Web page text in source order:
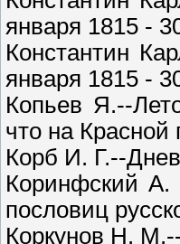
января 1815 -
Константин
января 1815 -
Копьев Я.--
что на Красной
Корб И. Г.--
Коринфский А.
пословиц
Коркунов Н.